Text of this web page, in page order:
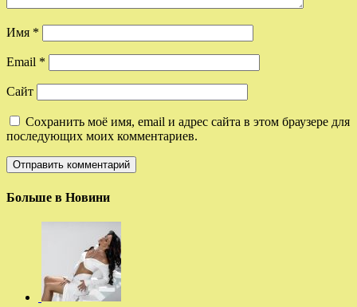
Имя *
Email *
Сайт
Сохранить моё имя, email и адрес сайта в этом браузере для
последующих моих комментариев.
Больше в Новини